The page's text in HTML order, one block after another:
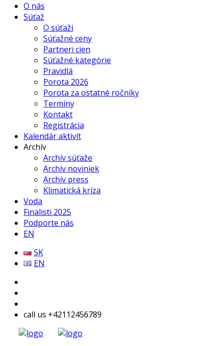
O nás
Súťaž
O súťaži
Súťažné ceny
Partneri cien
Súťažné kategórie
Pravidlá
Porota 2026
Porota za ostatné ročníky
Termíny
Kontakt
Registrácia
Kalendár aktivít
Archív
Archív súťaže
Archív noviniek
Archív press
Klimatická kríza
Voda
Finalisti 2025
Podporte nás
EN
SK
EN
call us +42112456789